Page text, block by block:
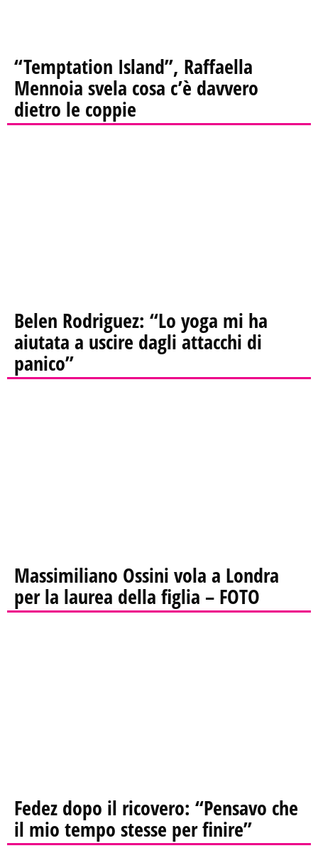
“Temptation Island”, Raffaella
Mennoia svela cosa c’è davvero
dietro le coppie
Belen Rodriguez: “Lo yoga mi ha
aiutata a uscire dagli attacchi di
panico”
Massimiliano Ossini vola a Londra
per la laurea della figlia – FOTO
Fedez dopo il ricovero: “Pensavo che
il mio tempo stesse per finire”